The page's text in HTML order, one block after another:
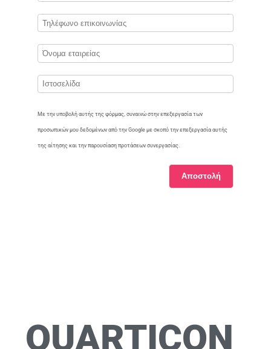
Με την υποβολή αυτής της φόρμας, συναινώ στην επεξεργασία των
προσωπικών μου δεδομένων από την Google με σκοπό την επεξεργασία αυτής
της αίτησης και την παρουσίαση προτάσεων συνεργασίας.
Αποστολή
QUARTICON​